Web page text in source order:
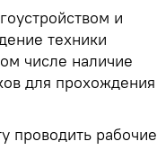
и
техники
числе наличие
для прохождения
проводить рабочие